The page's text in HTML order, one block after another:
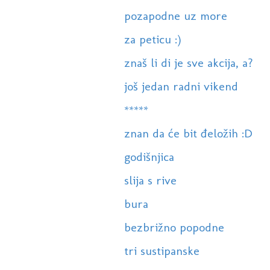
pozapodne uz more
za peticu :)
znaš li di je sve akcija, a?
još jedan radni vikend
*****
znan da će bit đeložih :D
godišnjica
slija s rive
bura
bezbrižno popodne
tri sustipanske